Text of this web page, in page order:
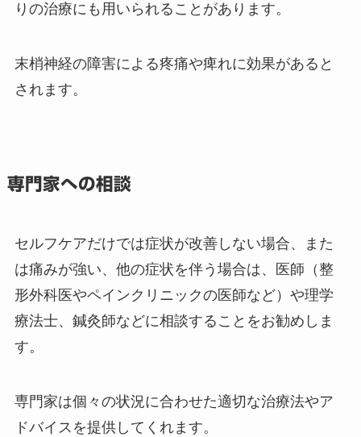
りの治療にも用いられることがあります。
末梢神経の障害による疼痛や痺れに効果があると
されます。
専門家への相談
セルフケアだけでは症状が改善しない場合、また
は痛みが強い、他の症状を伴う場合は、医師（整
形外科医やペインクリニックの医師など）や理学
療法士、鍼灸師などに相談することをお勧めしま
す。
専門家は個々の状況に合わせた適切な治療法やア
ドバイスを提供してくれます。